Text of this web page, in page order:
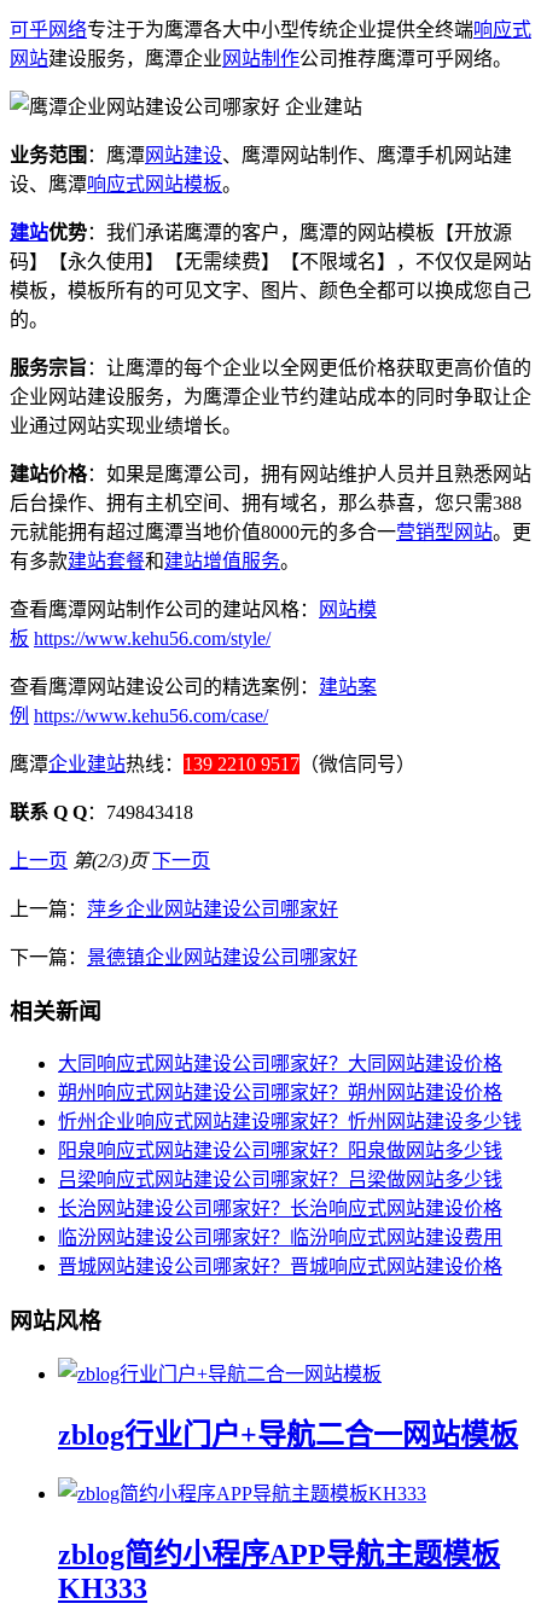
可乎网络专注于为鹰潭各大中小型传统企业提供全终端响应式
网站建设服务，鹰潭企业 网站制作公司推荐鹰潭可乎网络。
业务范围 ：鹰潭 网站建设、鹰潭网站制作、鹰潭手机网站建
设、鹰潭响应式网站模板。
建站优势：我们承诺鹰潭的客户，鹰潭的网站模板【开放源
码】【永久使用】【无需续费】【不限域名】，不仅仅是网站
模板，模板所有的可见文字、图片、颜色全都可以换成您自己
的。
服务宗旨 ：让鹰潭的每个企业以全网更低价格获取更高价值的
企业网站建设服务，为鹰潭企业节约建站成本的同时争取让企
业通过网站实现业绩增长。
建站价格：如果是鹰潭公司，拥有网站维护人员并且熟悉网站
后台操作、拥有主机空间、拥有域名，那么恭喜，您只需388
元就能拥有超过鹰潭当地价值8000元的多合一营销型网站。更
有多款建站套餐和建站增值服务。
查看鹰潭网站制作公司的建站风格：
网站模
板 https://www.kehu56.com/style/
查看鹰潭网站建设公司的精选案例： 建站案
例 https://www.kehu56.com/case/
鹰潭企业建站热线： 139 2210 9517 （微信同号）
联系 Q Q：749843418
上一页 第(2/3)页 下一页
上一篇： 萍乡企业网站建设公司哪家好
下一篇： 景德镇企业网站建设公司哪家好
相关新闻
大同响应式网站建设公司哪家好？大同网站建设价格
朔州响应式网站建设公司哪家好？朔州网站建设价格
忻州企业响应式网站建设哪家好？忻州网站建设多少钱
阳泉响应式网站建设公司哪家好？阳泉做网站多少钱
吕梁响应式网站建设公司哪家好？吕梁做网站多少钱
长治网站建设公司哪家好？长治响应式网站建设价格
临汾网站建设公司哪家好？临汾响应式网站建设费用
晋城网站建设公司哪家好？晋城响应式网站建设价格
网站风格
zblog行业门户+导航二合一网站模板
zblog简约小程序APP导航主题模板
KH333